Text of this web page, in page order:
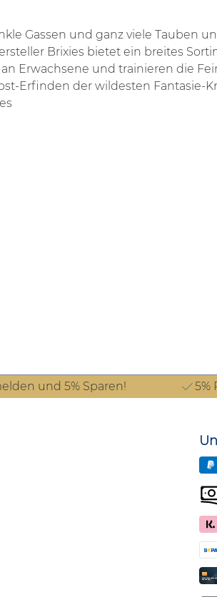
Gassen und ganz viele Tauben
Brixies bietet ein breites
Erwachsene und trainieren die
Erfinden der wildesten Fantasie-
und 5% Sparen! 5%